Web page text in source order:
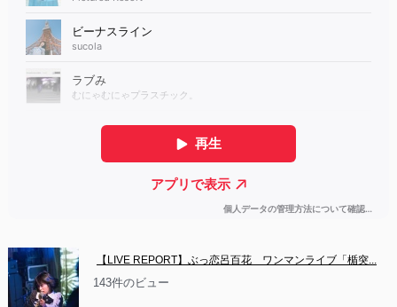
【LIVE REPORT】ぶっ恋呂百花　ワンマンライブ「楯突...
143件のビュー